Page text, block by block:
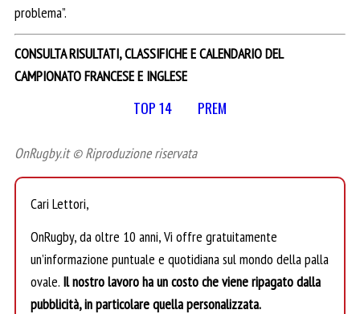
problema”.
CONSULTA RISULTATI, CLASSIFICHE E CALENDARIO DEL
CAMPIONATO FRANCESE E INGLESE
TOP 14 PREM
OnRugby.it © Riproduzione riservata
Cari Lettori,
OnRugby, da oltre 10 anni, Vi offre gratuitamente
un’informazione puntuale e quotidiana sul mondo della palla
ovale. Il nostro lavoro ha un costo che viene ripagato dalla
pubblicità, in particolare quella personalizzata.